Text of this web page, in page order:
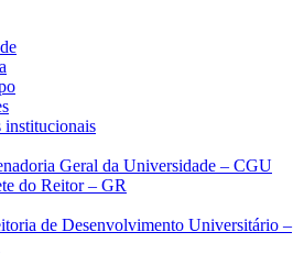
institucionais
Geral da Universidade – CGU
do Reitor – GR
de Desenvolvimento Universitário –